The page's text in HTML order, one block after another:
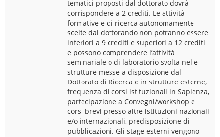
tematici proposti dal dottorato dovrà
corrispondere a 2 crediti. Le attività
formative e di ricerca autonomamente
scelte dal dottorando non potranno essere
inferiori a 9 crediti e superiori a 12 crediti
e possono comprendere l’attività
seminariale o di laboratorio svolta nelle
strutture messe a disposizione dal
Dottorato di Ricerca o in strutture esterne,
frequenza di corsi istituzionali in Sapienza,
partecipazione a Convegni/workshop e
corsi brevi presso altre istituzioni nazionali
e/o internazionali, predisposizione di
pubblicazioni. Gli stage esterni vengono